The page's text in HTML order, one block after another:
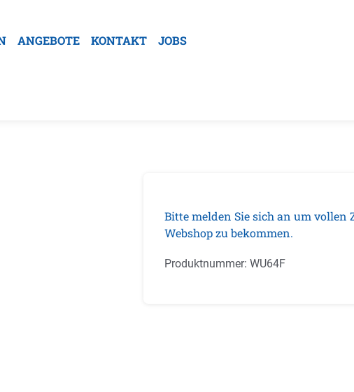
ANGEBOTE KONTAKT JOBS
Bitte melden Sie sich an um vollen
Webshop zu bekommen.
Produktnummer: WU64F